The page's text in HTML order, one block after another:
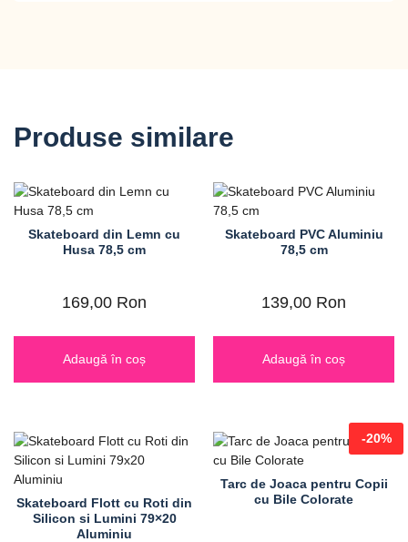
Produse similare
Skateboard din Lemn cu
Husa 78,5 cm
169,00 Ron
Adaugă în coș
Skateboard PVC Aluminiu
78,5 cm
139,00 Ron
Adaugă în coș
Skateboard Flott cu Roti din
Silicon si Lumini 79×20
Aluminiu
-20%
Tarc de Joaca pentru Copii
cu Bile Colorate